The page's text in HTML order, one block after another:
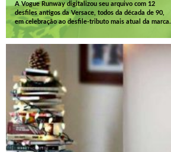
A Vogue Runway digitalizou seu arquivo com 12
desfiles antigos da Versace, todos da década de 90,
em celebração ao desfile-tributo mais atual da marca.